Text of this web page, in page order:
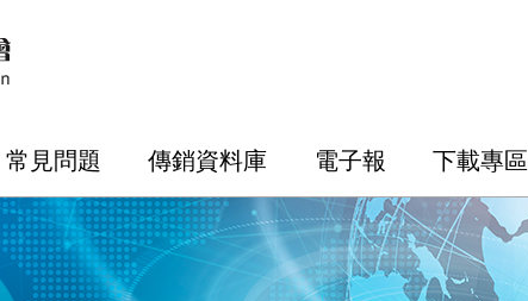
常見問題 傳銷資料庫 電子報 下載專區